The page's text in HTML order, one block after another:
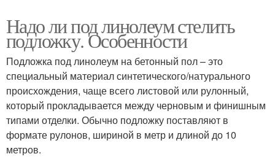
Надо ли под линолеум стелить
подложку. Особенности
Подложка под линолеум на бетонный пол – это
специальный материал синтетического/натурального
происхождения, чаще всего листовой или рулонный,
который прокладывается между черновым и финишным
типами отделки. Обычно подложку поставляют в
формате рулонов, шириной в метр и длиной до 10
метров.